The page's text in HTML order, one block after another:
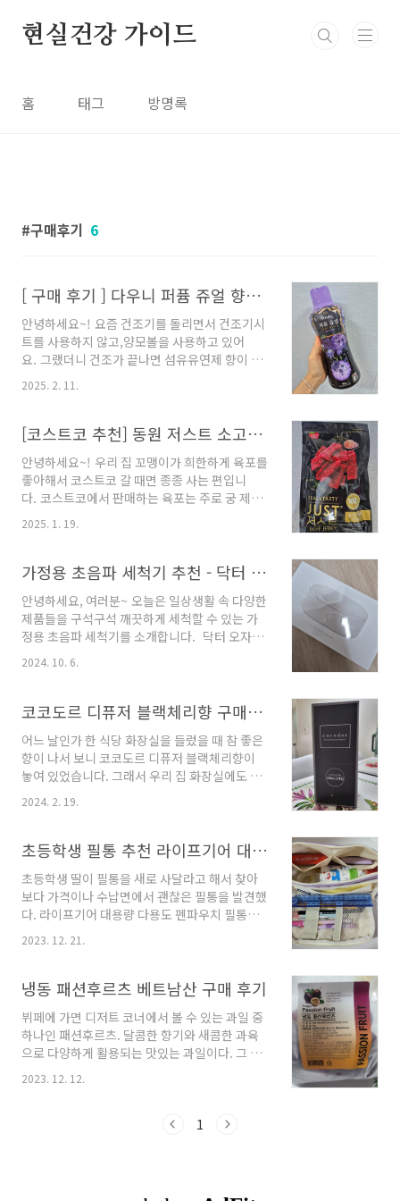
현실건강 가이드
홈 태그 방명록
구매후기 6
[ 구매 후기 ] 다우니 퍼퓸 쥬얼 향기부스터
안녕하세요~! 요즘 건조기를 돌리면서 건조기시
트를 사용하지 않고,양모볼을 사용하고 있어
요. 그랬더니 건조가 끝나면 섬유유연제 향이 거
의 사라지더라고요. 새 옷을 입을 때 좋은 향기가
좀 났으면 해서 알아보다가향기부스터라는 걸 알
해 주면건조기 돌린 후에도 향이 꽤 오래 지속된
니다. [ 다우니 퍼퓸 쥬얼 향기부스터 ] 다우니
퍼퓸 쥬얼 향기부스터는 3가지 향이 있습니
다. 장미향과 오렌지꽃 향기의 만남으로 플로럴
한 향인 루비 피오니라임 계열 과일 향과 시원한
우아하고 부드러운 향인 자수정 베리 다우
니 퍼퓸 쥬..
2025. 2. 11.
[코스트코 추천] 동원 저스트 소고기육포 화이트페퍼 맛있어요!
안녕하세요~! 우리 집 꼬맹이가 희한하게 육포를
좋아해서 코스트코 갈 때면 종종 사는 편입니
다. 코스트코에서 판매하는 육포는 주로 궁 제품
인데 지난번에는 동원 육포가 보여서 구매해 봤
어요. ▶ 동원 저스트 소고기육포 화이트페
소고기 홍두깨살로 만든 소고기 육포입니다. 히
어 짭짤하니 정말 맛있었어요! 육포가 딱 보기
에는 딱딱하고 질길 것 같은 선입견이 있는데, 일
단 먹어보면 딱딱하지도 않고 의외로 부드럽기도
하고 잘 씹혀요. 육질이 그대로 느껴지면서 쫄깃
핑크 솔트가 보이시나요~? 이 두 가지 덕분인지
육포 ..
2025. 1. 19.
가정용 초음파 세척기 추천 - 닥터 오자와 가정용 초음파 세척기
안녕하세요, 여러분~ 오늘은 일상생활 속 다양한
제품들을 구석구석 깨끗하게 세척할 수 있는 가
정용 초음파 세척기를 소개합니다. 닥터 오자와
가정용 초음파 세척기 소개 우리 집 식구들은 모
두가 안경을 착용하고 있어요. 그래서 안경 세척
요. 요즈음은 가정용 초음파 세척기가 합리적인
가격대에 종류도 참 많더라고요. 그중 닥터 오자
와 가정용 초음파 세척기로 선택했어요~ 구성품
은 초음파 세척기 본품, 설명서, 전원 어댑터, 청
소용 천으로 구성되어 있습니다. 닥터 오자와
가정용 초음파 세척기 특징 600ml 대용량 방수
위치로 3분 동안 세척 후 자동으로 전원 차단 ..
2024. 10. 6.
코코도르 디퓨저 블랙체리향 구매후기
어느 날인가 한 식당 화장실을 들렀을 때 참 좋은
향이 나서 보니 코코도르 디퓨저 블랙체리향이
놓여 있었습니다. 그래서 우리 집 화장실에도 놓
다. 코코도르 디퓨저 블랙체리 200ml x 2p 제품
전문조향사가 엄선한 원료 및 검증된 기술력 유
리용기사용 식물 유래 추출물 5가지 (캐모마일,
녹차, 감잎, 로즈마리, 병풀 식물). 곡물 발효 추정
베이스 (안전하고 부드러운 발향) 높은 등급의 향
료 블랜딩 환경부 고시 안전성 테스트 통과 13가
지 유해물질 불검출 코코도르 디퓨저 블랙체리
된다고 합니다. 너무 진한 향기보다 은은..
2024. 2. 19.
초등학생 필통 추천 라이프기어 대용량 다용도 펜파우치 필통
초등학생 딸이 필통을 새로 사달라고 해서 찾아
보다 가격이나 수납면에서 괜찮은 필통을 발견했
다. 라이프기어 대용량 다용도 펜파우치 필통으
해 보았다. ◎ 라이프기어 대용량 다용도 펜파우
인쇄 사이즈 : 21cm x 11.5cm x 8cm 무게 :
60g 정도 세탁방법 : 손세탁 가능 ◎ 라이프기어
대용량 다용도 펜파우치 필통 장점 대용량 수납 3
단 분리 수납, 펜꽂이 5칸 폴리에스테르 방수소재
로 생활방수 가능 손잡이로 휴대 용이 지퍼가 부
드러워 열고 닫기 편함 ◎ 라이프기어 대용량 다
지 않는다. 사용연령은 14세 이상이..
2023. 12. 21.
냉동 패션후르츠 베트남산 구매 후기
뷔페에 가면 디저트 코너에서 볼 수 있는 과일 중
하나인 패션후르츠. 달콤한 향기와 새콤한 과육
으로 다양하게 활용되는 맛있는 과일이다. 그 맛
에 반해서 평소에도 먹기 위해 구매해 보았다. 패
션후르츠 특징 패션후르츠는 열대 과일 중 하나
다양한 향과 맛을 지니고 있다고 한다. 특히 여성
산화지방제, 섬유질이 풍부하다. 패션후르츠 효
2023. 12. 12.
1